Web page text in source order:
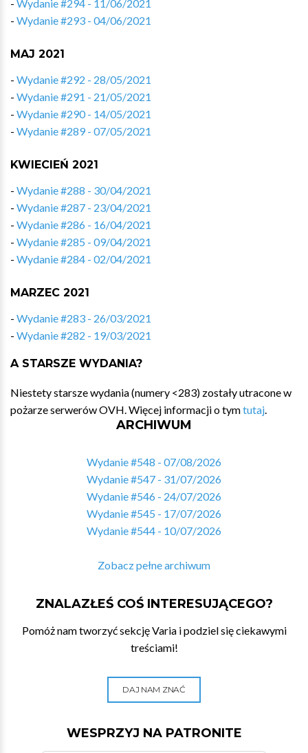
- Wydanie #294 - 11/06/2021
- Wydanie #293 - 04/06/2021
MAJ 2021
- Wydanie #292 - 28/05/2021
- Wydanie #291 - 21/05/2021
- Wydanie #290 - 14/05/2021
- Wydanie #289 - 07/05/2021
KWIECIEŃ 2021
- Wydanie #288 - 30/04/2021
- Wydanie #287 - 23/04/2021
- Wydanie #286 - 16/04/2021
- Wydanie #285 - 09/04/2021
- Wydanie #284 - 02/04/2021
MARZEC 2021
- Wydanie #283 - 26/03/2021
- Wydanie #282 - 19/03/2021
A STARSZE WYDANIA?
Niestety starsze wydania (numery <283) zostały utracone w
pożarze serwerów OVH. Więcej informacji o tymtutaj.
ARCHIWUM
Wydanie #548 - 07/08/2026
Wydanie #547 - 31/07/2026
Wydanie #546 - 24/07/2026
Wydanie #545 - 17/07/2026
Wydanie #544 - 10/07/2026
Zobacz pełne archiwum
ZNALAZŁEŚ COŚ INTERESUJĄCEGO?
Pomóż nam tworzyć sekcję Varia i podziel się ciekawymi
treściami!
DAJ NAM ZNAĆ
WESPRZYJ NA PATRONITE